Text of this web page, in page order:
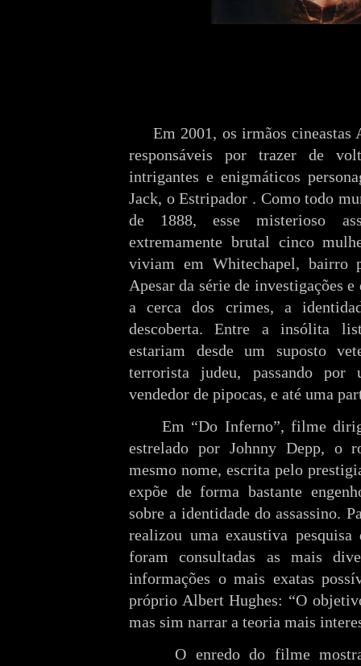
Em 2001, os irmãos
responsáveis por trazer de
intrigantes e enigmáticos
Jack, o Estripador . Como todo
de 1888, esse misterioso
extremamente brutal cinco
viviam em Whitechapel, bairro
Apesar da série de investigações
a cerca dos crimes, a
descoberta. Entre a insólita
estariam desde um suposto
terrorista judeu, passando por
vendedor de pipocas, e até uma
Em “Do Inferno”, filme
estrelado por Johnny Depp, o
mesmo nome, escrita pelo
expõe de forma bastante
sobre a identidade do assassino.
realizou uma exaustiva
foram consultadas as mais
informações o mais exatas
próprio Albert Hughes: “O
mas sim narrar a teoria mais
O enredo do filme